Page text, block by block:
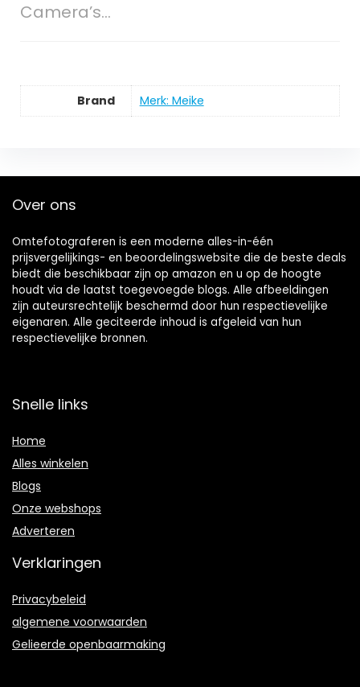
Camera’s…
Brand Merk: Meike
Over ons
Omtefotograferen is een moderne alles-in-één
prijsvergelijkings- en beoordelingswebsite die de beste deals
biedt die beschikbaar zijn op amazon en u op de hoogte
houdt via de laatst toegevoegde blogs. Alle afbeeldingen
zijn auteursrechtelijk beschermd door hun respectievelijke
eigenaren. Alle geciteerde inhoud is afgeleid van hun
respectievelijke bronnen.
Snelle links
Home
Alles winkelen
Blogs
Onze webshops
Adverteren
Verklaringen
Privacybeleid
algemene voorwaarden
Gelieerde openbaarmaking